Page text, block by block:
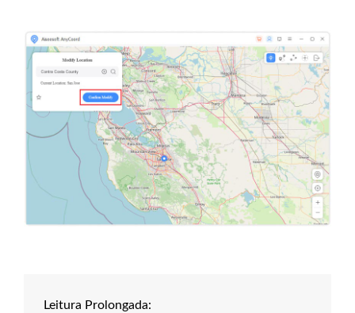
Leitura Prolongada: